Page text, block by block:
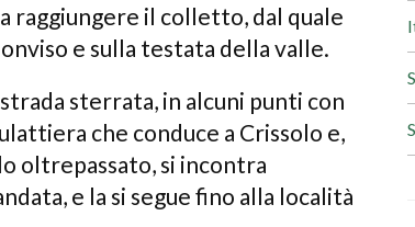
raggiungere il colletto, dal quale
e sulla testata della valle.
sterrata, in alcuni punti con
che conduce a Crissolo e,
oltrepassato, si incontra
e la si segue fino alla località